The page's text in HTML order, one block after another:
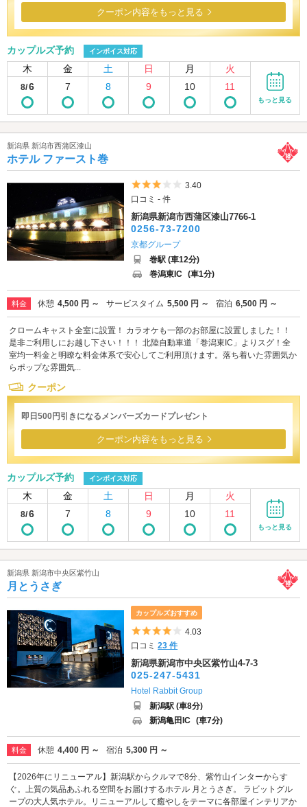
クーポン内容をもっと見る
カップルズ予約 インボイス対応
木 金 土 日 月 火
8/6 7 8 9 10 11
もっと見る
新潟県 新潟市西蒲区漆山
ホテル ファースト巻
5つ星のうち3
3.40
口コミ - 件
新潟県新潟市西蒲区漆山7766-1
0256-73-7200
京都グループ
巻駅 (車12分)
巻潟東IC (車1分)
料金 休憩 4,500 円 ～ サービスタイム 5,500 円 ～ 宿泊 6,500 円 ～
クロームキャスト全室に設置！ カラオケも一部のお部屋に設置しました！！
是非ご利用しにお越し下さい！！！ 北陸自動車道「巻潟東IC」よりスグ！全
室均一料金と明瞭な料金体系で安心してご利用頂けます。落ち着いた雰囲気か
らポップな雰囲気...
クーポン
即日500円引きになるメンバーズカードプレゼント
クーポン内容をもっと見る
カップルズ予約 インボイス対応
木 金 土 日 月 火
8/6 7 8 9 10 11
もっと見る
新潟県 新潟市中央区紫竹山
月とうさぎ
カップルズおすすめ
5つ星のうち4
4.03
口コミ23 件
新潟県新潟市中央区紫竹山4-7-3
025-247-5431
Hotel Rabbit Group
新潟駅 (車8分)
新潟亀田IC (車7分)
料金 休憩 4,400 円 ～ 宿泊 5,300 円 ～
【2026年にリニューアル】新潟駅からクルマで8分、紫竹山インターからす
ぐ。上質の気品あふれる空間をお届けするホテル 月とうさぎ。 ラビットグル
ープの大人気ホテル。リニューアルして癒やしをテーマに各部屋インテリアか